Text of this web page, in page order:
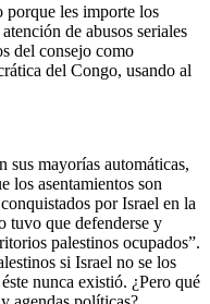
porque les importe los
de abusos seriales
del consejo como
del Congo, usando al
sus mayorías automáticas,
los asentamientos son
por Israel en la
tuvo que defenderse y
palestinos ocupados”.
si Israel no se los
nunca existió. ¿Pero qué